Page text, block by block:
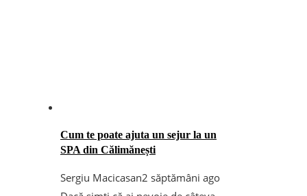
Cum te poate ajuta un sejur la un
SPA din Călimănești
Sergiu Macicasan2 săptămâni ago